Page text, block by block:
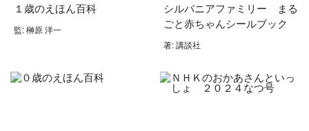
１歳のえほん百科
監: 榊原 洋一
シルバニアファミリー まる
ごと赤ちゃんシールブック
著: 講談社